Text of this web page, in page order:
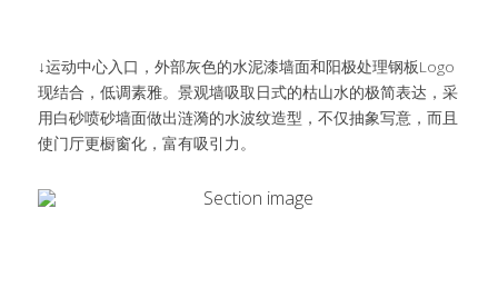
↓运动中心入口，外部灰色的水泥漆墙面和阳极处理钢板Logo
现结合，低调素雅。景观墙吸取日式的枯山水的极简表达，采
用白砂喷砂墙面做出涟漪的水波纹造型，不仅抽象写意，而且
使门厅更橱窗化，富有吸引力。